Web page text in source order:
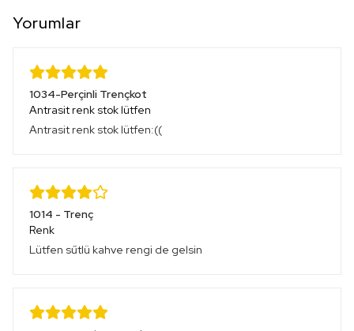
Yorumlar
1034-Perçinli Trençkot
Antrasit renk stok lütfen
Antrasit renk stok lütfen:((
1014 - Trenç
Renk
Lütfen sűtlü kahve rengi de gelsin